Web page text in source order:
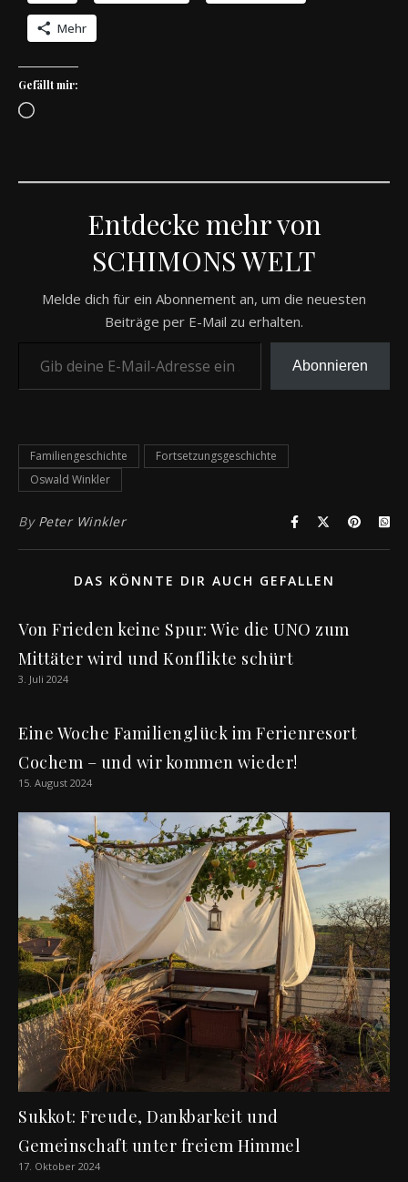
Mehr
Gefällt mir:
Wird geladen …
Entdecke mehr von
SCHIMONS WELT
Melde dich für ein Abonnement an, um die neuesten
Beiträge per E-Mail zu erhalten.
Abonnieren
Familiengeschichte
Fortsetzungsgeschichte
Oswald Winkler
By Peter Winkler
DAS KÖNNTE DIR AUCH GEFALLEN
Von Frieden keine Spur: Wie die UNO zum
Mittäter wird und Konflikte schürt
3. Juli 2024
Eine Woche Familienglück im Ferienresort
Cochem – und wir kommen wieder!
15. August 2024
Sukkot: Freude, Dankbarkeit und
Gemeinschaft unter freiem Himmel
17. Oktober 2024